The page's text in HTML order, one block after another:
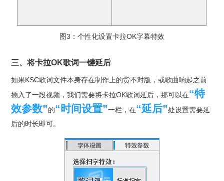
图3：个性化设置卡拉OK字幕特效
三、将卡拉OK歌词一键延后
如果KSC歌词文件本身存在制作上的货不对版，或歌曲响起之前
插入了一段视频，我们需要将卡拉OK歌词延后，那可以在“特
效参数”的“时间设置”一栏，在“延后”处设置需要延
后的时长即可。